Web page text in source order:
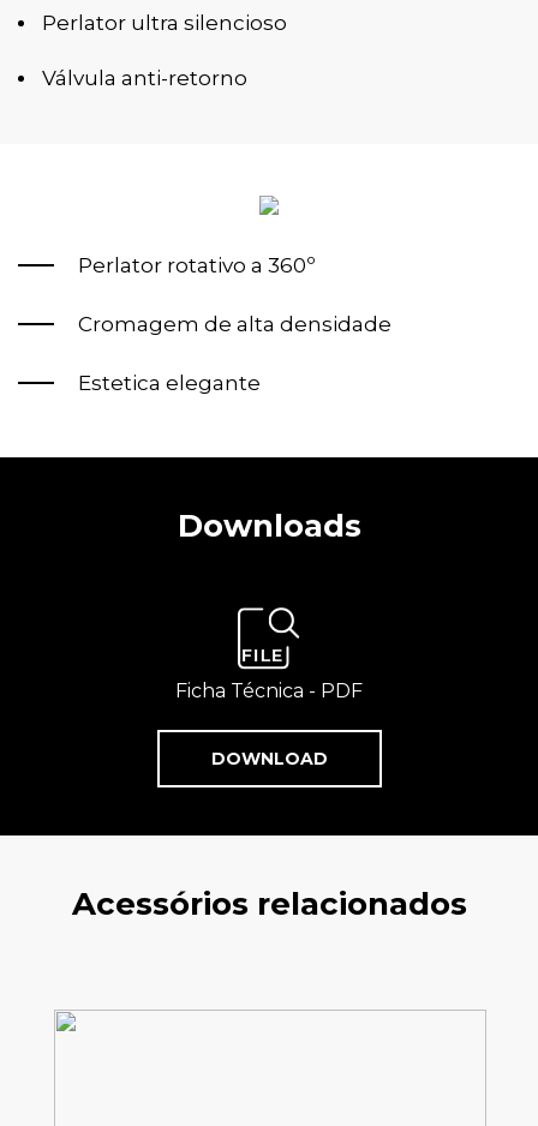
Perlator ultra silencioso
Válvula anti-retorno
Perlator rotativo a 360º
Cromagem de alta densidade
Estetica elegante
Downloads
Ficha Técnica - PDF
DOWNLOAD
Acessórios relacionados